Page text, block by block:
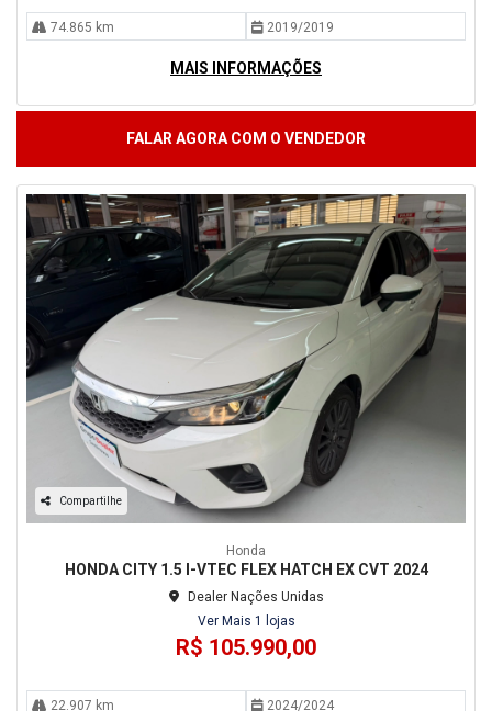
74.865 km 2019/2019
MAIS INFORMAÇÕES
FALAR AGORA COM O VENDEDOR
Compartilhe
Honda
HONDA CITY 1.5 I-VTEC FLEX HATCH EX CVT 2024
Dealer Nações Unidas
Ver Mais 1 lojas
R$ 105.990,00
22.907 km 2024/2024